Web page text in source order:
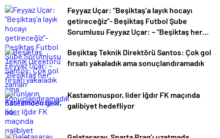
Feyyaz Uçar: “Beşiktaş’a layık hocayı
getireceğiz”- Beşiktaş Futbol Şube
Sorumlusu Feyyaz Uçar: – “Beşiktaş her
Beşiktaş Teknik Direktörü Santos: Çok gol
fırsatı yakaladık ama sonuçlandıramadık
Kastamonuspor, lider Iğdır FK maçında
galibiyet hedefliyor